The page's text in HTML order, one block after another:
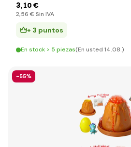
3,10 €
2,56 € Sin IVA
+ 3 puntos
En stock > 5 piezas(En usted 14.08.)
-55%